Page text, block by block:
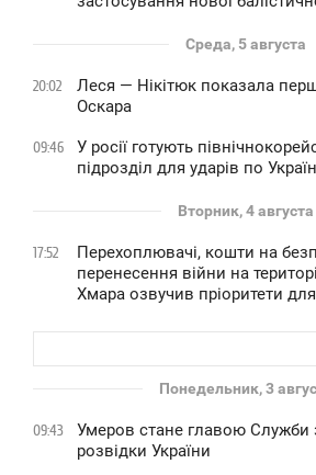
Среда, 5 августа
20:02
Леся — Нікітюк показала
Оскара
09:46
У росії готують
підрозділ для ударів по
Вторник, 4 августа
17:52
Перехоплювачі, кошти на
перенесення війни на
Хмара озвучив пріоритети
Понедельник, 3
09:43
Умеров стане главою Служби
розвідки України